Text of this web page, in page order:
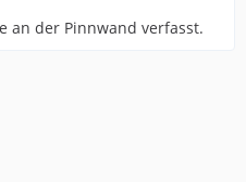
an der Pinnwand verfasst.